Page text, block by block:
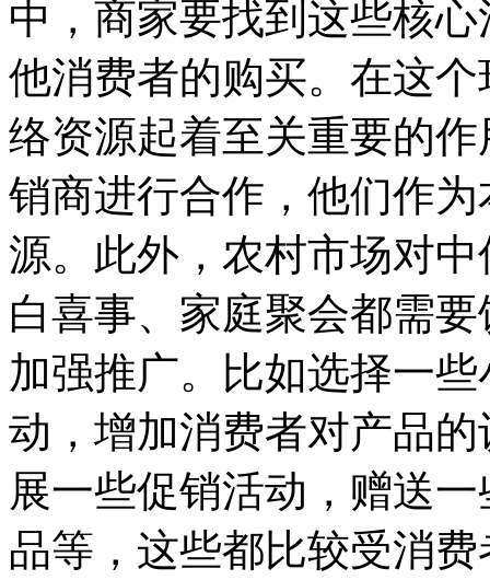
中，商家要找到这些核
他消费者的购买。在这
络资源起着至关重要的
销商进行合作，他们作
源。此外，农村市场对
白喜事、家庭聚会都需
加强推广。比如选择一
动，增加消费者对产品
展一些促销活动，赠送
品等，这些都比较受消